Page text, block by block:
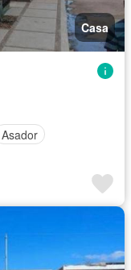
Casa
Asador